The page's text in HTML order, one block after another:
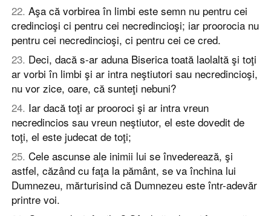
22. Aşa că vorbirea în limbi este semn nu pentru cei
credincioşi ci pentru cei necredincioşi; iar proorocia nu
pentru cei necredincioşi, ci pentru cei ce cred.
23. Deci, dacă s-ar aduna Biserica toată laolaltă şi toţi
ar vorbi în limbi şi ar intra neştiutori sau necredincioşi,
nu vor zice, oare, că sunteţi nebuni?
24. Iar dacă toţi ar prooroci şi ar intra vreun
necredincios sau vreun neştiutor, el este dovedit de
toţi, el este judecat de toţi;
25. Cele ascunse ale inimii lui se învederează, şi
astfel, căzând cu faţa la pământ, se va închina lui
Dumnezeu, mărturisind că Dumnezeu este într-adevăr
printre voi.